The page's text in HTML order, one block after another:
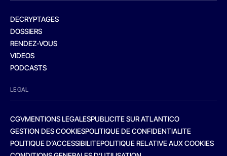
DECRYPTAGES
DOSSIERS
RENDEZ-VOUS
VIDEOS
PODCASTS
LEGAL
CGVMENTIONS LEGALESPUBLICITE SUR ATLANTICO
GESTION DES COOKIESPOLITIQUE DE CONFIDENTIALITE
POLITIQUE D’ACCESSIBILITEPOLITIQUE RELATIVE AUX COOKIES